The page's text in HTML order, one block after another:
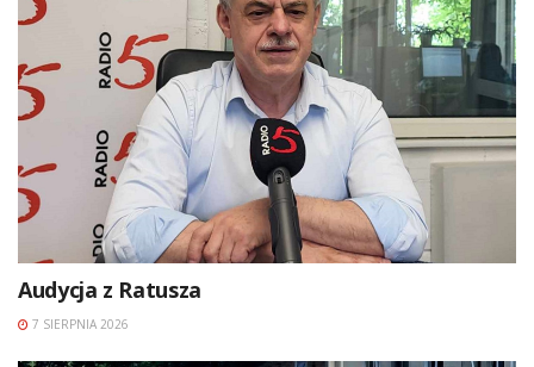
Audycja z Ratusza
7 SIERPNIA 2026